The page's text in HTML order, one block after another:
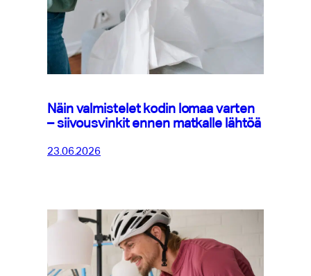
Näin valmistelet kodin lomaa varten
– siivousvinkit ennen matkalle lähtöä
23.06.2026